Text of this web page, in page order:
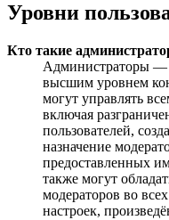
Уровни
Кто такие
Администраторы —
высшим уровнем
могут управлять
включая
пользователей,
назначение
предоставленных
также могут
модераторов во
настроек,